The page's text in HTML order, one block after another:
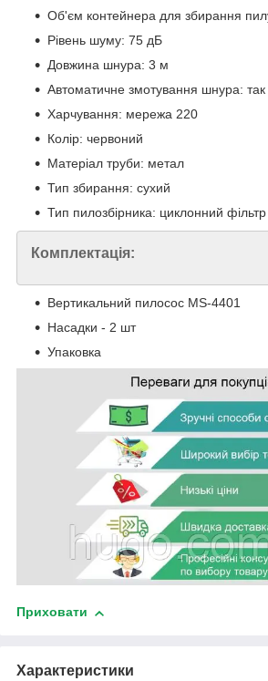
Об'єм контейнера для збирання
Рівень шуму: 75 дБ
Довжина шнура: 3 м
Автоматичне змотування шнура: так
Харчування: мережа 220
Колір: червоний
Матеріал труби: метал
Тип збирання: сухий
Тип пилозбірника: циклонний фільтр
Комплектація:
Вертикальний пилосос MS-4401
Насадки - 2 шт
Упаковка
Приховати
Характеристики